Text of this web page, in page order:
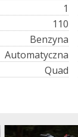
1
110
Benzyna
Automatyczna
Quad